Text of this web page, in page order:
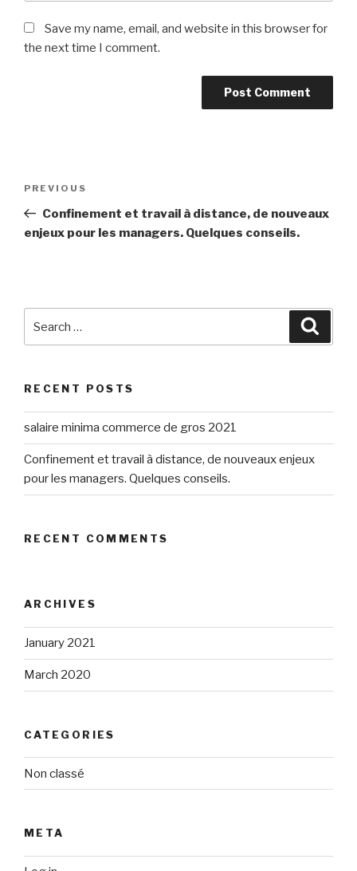
Save my name, email, and website in this browser for
the next time I comment.
Previous
Post
PREVIOUS
Confinement et travail à distance, de nouveaux
enjeux pour les managers. Quelques conseils.
for:
RECENT POSTS
salaire minima commerce de gros 2021
Confinement et travail à distance, de nouveaux enjeux
pour les managers. Quelques conseils.
RECENT COMMENTS
ARCHIVES
January 2021
March 2020
CATEGORIES
Non classé
META